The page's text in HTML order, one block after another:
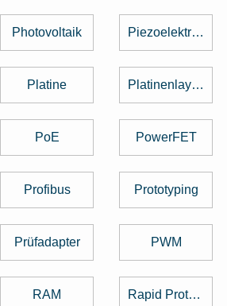
Photovoltaik Piezoelektrischer Sensor
Platine Platinenlayout
PoE PowerFET
Profibus Prototyping
Prüfadapter PWM
RAM Rapid Prototyping